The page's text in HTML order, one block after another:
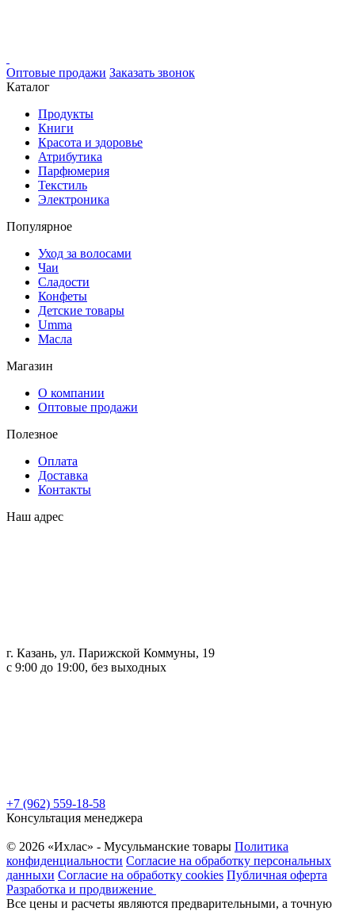
Оптовые продажи Заказать звонок
Каталог
Продукты
Книги
Красота и здоровье
Атрибутика
Парфюмерия
Текстиль
Электроника
Популярное
Уход за волосами
Чаи
Сладости
Конфеты
Детские товары
Umma
Масла
Магазин
О компании
Оптовые продажи
Полезное
Оплата
Доставка
Контакты
Наш адрес
г. Казань, ул. Парижской Коммуны, 19
с 9:00 до 19:00, без выходных
+7 (962) 559-18-58
Консультация менеджера
© 2026 «Ихлас» - Мусульманские товары Политика
конфиденциальности Согласие на обработку персональных
данныхи Согласие на обработку cookies Публичная оферта
Разработка и продвижение
Все цены и расчеты являются предварительными, а точную